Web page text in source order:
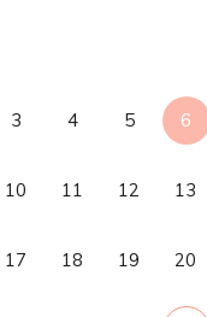
3 4 5 6
10 11 12 13
17 18 19 20